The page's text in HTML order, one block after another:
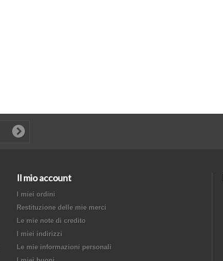
Il mio account
I miei ordini
Restituzione delle mie merci
Le mie note di credito
I miei indirizzi
Le mie informazioni personali